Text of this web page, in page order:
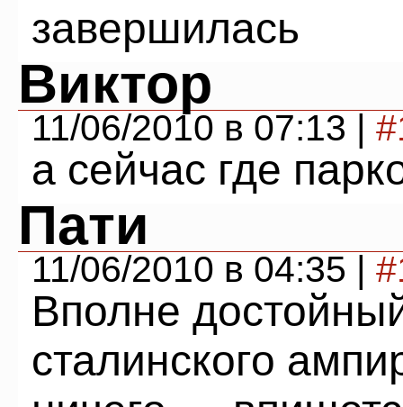
завершилась
Виктор
11/06/2010 в 07:13 |
а сейчас где
Пати
11/06/2010 в 04:35 |
Вполне
сталинского